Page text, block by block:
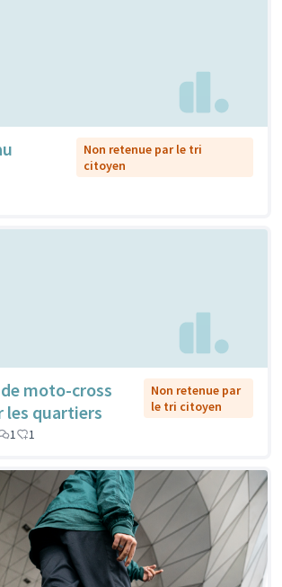
Non retenue par le tri
citoyen
moto-cross
les quartiers
Non retenue par
le tri citoyen
1 1